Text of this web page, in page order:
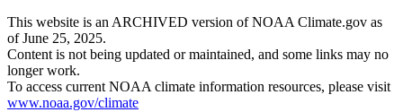
This website is an ARCHIVED version of NOAA Climate.gov as
of June 25, 2025.
Content is not being updated or maintained, and some links may no
longer work.
To access current NOAA climate information resources, please visit
www.noaa.gov/climate